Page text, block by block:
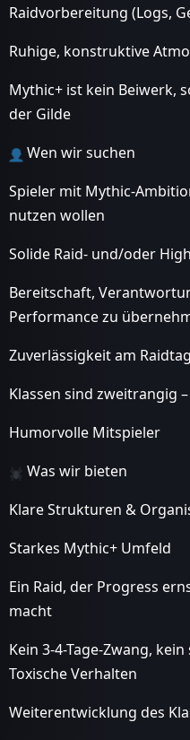
Raidvorbereitung (Logs,
Ruhige, konstruktive
Mythic+ ist kein Beiwerk,
der Gilde
Wen wir suchen
Spieler mit Mythic-
nutzen wollen
Solide Raid- und/oder
Bereitschaft,
Performance zu
Zuverlässigkeit am Raidtag
Klassen sind zweitrangig
Humorvolle Mitspieler
Was wir bieten
Klare Strukturen &
Starkes Mythic+ Umfeld
Ein Raid, der Progress
macht
Kein 3-4-Tage-Zwang,
Toxische Verhalten
Weiterentwicklung des